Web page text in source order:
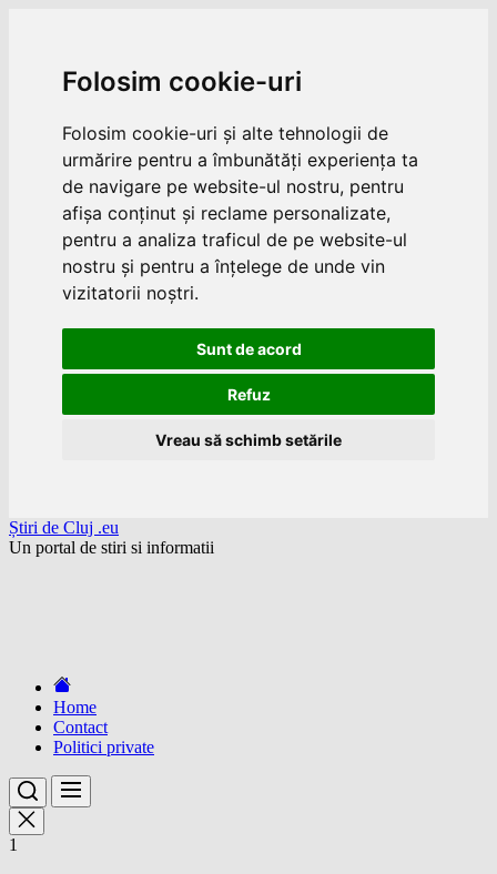
Folosim cookie-uri
Folosim cookie-uri și alte tehnologii de
urmărire pentru a îmbunătăți experiența ta
de navigare pe website-ul nostru, pentru
afișa conținut și reclame personalizate,
pentru a analiza traficul de pe website-ul
nostru și pentru a înțelege de unde vin
vizitatorii noștri.
Sunt de acord
Refuz
Vreau să schimb setările
Skip
to
Știri de Cluj .eu
Un portal de stiri si informatii
Home
Contact
Politici private
1